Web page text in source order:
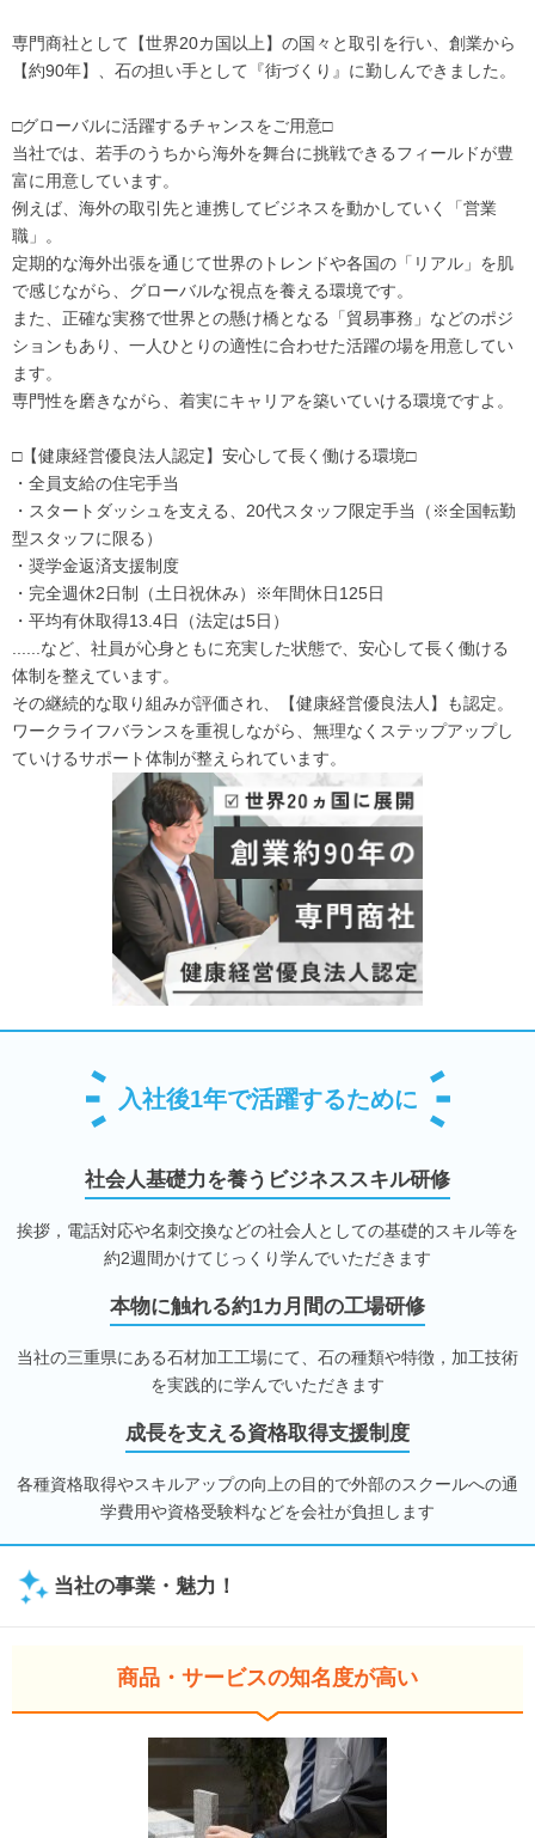
専門商社として【世界20カ国以上】の国々と取引を行い、創業から
【約90年】、石の担い手として『街づくり』に勤しんできました。
□グローバルに活躍するチャンスをご用意□
当社では、若手のうちから海外を舞台に挑戦できるフィールドが豊
富に用意しています。
例えば、海外の取引先と連携してビジネスを動かしていく「営業
職」。
定期的な海外出張を通じて世界のトレンドや各国の「リアル」を肌
で感じながら、グローバルな視点を養える環境です。
また、正確な実務で世界との懸け橋となる「貿易事務」などのポジ
ションもあり、一人ひとりの適性に合わせた活躍の場を用意してい
ます。
専門性を磨きながら、着実にキャリアを築いていける環境ですよ。
□【健康経営優良法人認定】安心して長く働ける環境□
・全員支給の住宅手当
・スタートダッシュを支える、20代スタッフ限定手当（※全国転勤
型スタッフに限る）
・奨学金返済支援制度
・完全週休2日制（土日祝休み）※年間休日125日
・平均有休取得13.4日（法定は5日）
......など、社員が心身ともに充実した状態で、安心して長く働ける
体制を整えています。
その継続的な取り組みが評価され、【健康経営優良法人】も認定。
ワークライフバランスを重視しながら、無理なくステップアップし
ていけるサポート体制が整えられています。
入社後1年で活躍するために
社会人基礎力を養うビジネススキル研修
挨拶，電話対応や名刺交換などの社会人としての基礎的スキル等を
約2週間かけてじっくり学んでいただきます
本物に触れる約1カ月間の工場研修
当社の三重県にある石材加工工場にて、石の種類や特徴，加工技術
を実践的に学んでいただきます
成長を支える資格取得支援制度
各種資格取得やスキルアップの向上の目的で外部のスクールへの通
学費用や資格受験料などを会社が負担します
当社の事業・魅力！
商品・サービスの知名度が高い